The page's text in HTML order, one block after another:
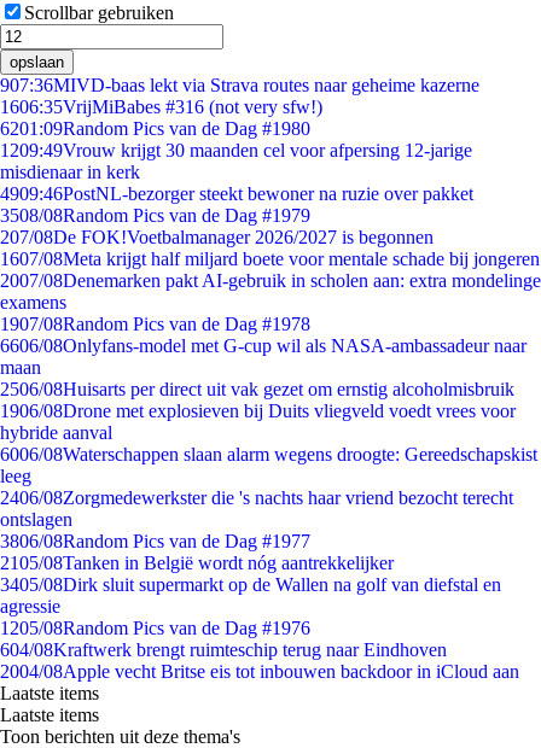
Scrollbar gebruiken
opslaan
907:36MIVD-baas lekt via Strava routes naar geheime kazerne
1606:35VrijMiBabes #316 (not very sfw!)
6201:09Random Pics van de Dag #1980
1209:49Vrouw krijgt 30 maanden cel voor afpersing 12-jarige
misdienaar in kerk
4909:46PostNL-bezorger steekt bewoner na ruzie over pakket
3508/08Random Pics van de Dag #1979
207/08De FOK!Voetbalmanager 2026/2027 is begonnen
1607/08Meta krijgt half miljard boete voor mentale schade bij jongeren
2007/08Denemarken pakt AI-gebruik in scholen aan: extra mondelinge
examens
1907/08Random Pics van de Dag #1978
6606/08Onlyfans-model met G-cup wil als NASA-ambassadeur naar
maan
2506/08Huisarts per direct uit vak gezet om ernstig alcoholmisbruik
1906/08Drone met explosieven bij Duits vliegveld voedt vrees voor
hybride aanval
6006/08Waterschappen slaan alarm wegens droogte: Gereedschapskist
leeg
2406/08Zorgmedewerkster die 's nachts haar vriend bezocht terecht
ontslagen
3806/08Random Pics van de Dag #1977
2105/08Tanken in België wordt nóg aantrekkelijker
3405/08Dirk sluit supermarkt op de Wallen na golf van diefstal en
agressie
1205/08Random Pics van de Dag #1976
604/08Kraftwerk brengt ruimteschip terug naar Eindhoven
2004/08Apple vecht Britse eis tot inbouwen backdoor in iCloud aan
Laatste items
Laatste items
Toon berichten uit deze thema's